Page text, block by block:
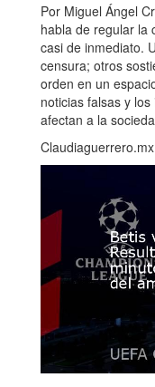
Por Miguel Ángel
habla de regular la
casi de inmediato.
censura; otros
orden en un
noticias falsas y
afectan a la
Claudiaguerrero.mx